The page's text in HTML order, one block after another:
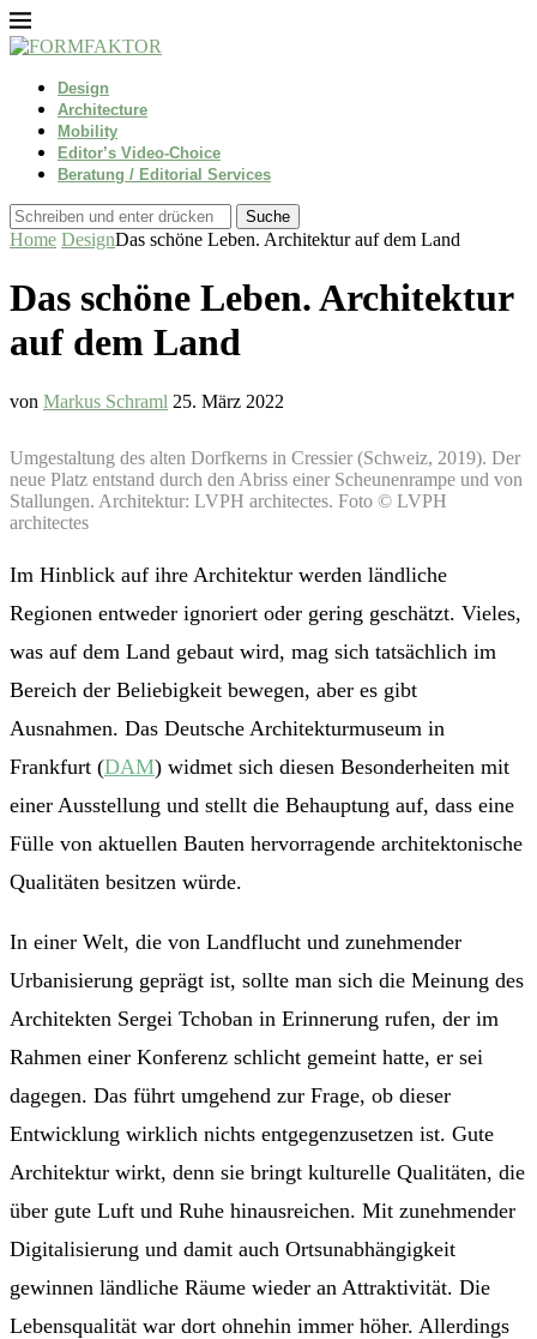
Design
Architecture
Mobility
Editor’s Video-Choice
Beratung / Editorial Services
Suche
Home DesignDas schöne Leben. Architektur auf dem Land
Das schöne Leben. Architektur
auf dem Land
von Markus Schraml 25. März 2022
Umgestaltung des alten Dorfkerns in Cressier (Schweiz, 2019). Der
neue Platz entstand durch den Abriss einer Scheunenrampe und von
Stallungen. Architektur: LVPH architectes. Foto © LVPH
architectes
Im Hinblick auf ihre Architektur werden ländliche
Regionen entweder ignoriert oder gering geschätzt. Vieles,
was auf dem Land gebaut wird, mag sich tatsächlich im
Bereich der Beliebigkeit bewegen, aber es gibt
Ausnahmen. Das Deutsche Architekturmuseum in
Frankfurt (DAM) widmet sich diesen Besonderheiten mit
einer Ausstellung und stellt die Behauptung auf, dass eine
Fülle von aktuellen Bauten hervorragende architektonische
Qualitäten besitzen würde.
In einer Welt, die von Landflucht und zunehmender
Urbanisierung geprägt ist, sollte man sich die Meinung des
Architekten Sergei Tchoban in Erinnerung rufen, der im
Rahmen einer Konferenz schlicht gemeint hatte, er sei
dagegen. Das führt umgehend zur Frage, ob dieser
Entwicklung wirklich nichts entgegenzusetzen ist. Gute
Architektur wirkt, denn sie bringt kulturelle Qualitäten, die
über gute Luft und Ruhe hinausreichen. Mit zunehmender
Digitalisierung und damit auch Ortsunabhängigkeit
gewinnen ländliche Räume wieder an Attraktivität. Die
Lebensqualität war dort ohnehin immer höher. Allerdings